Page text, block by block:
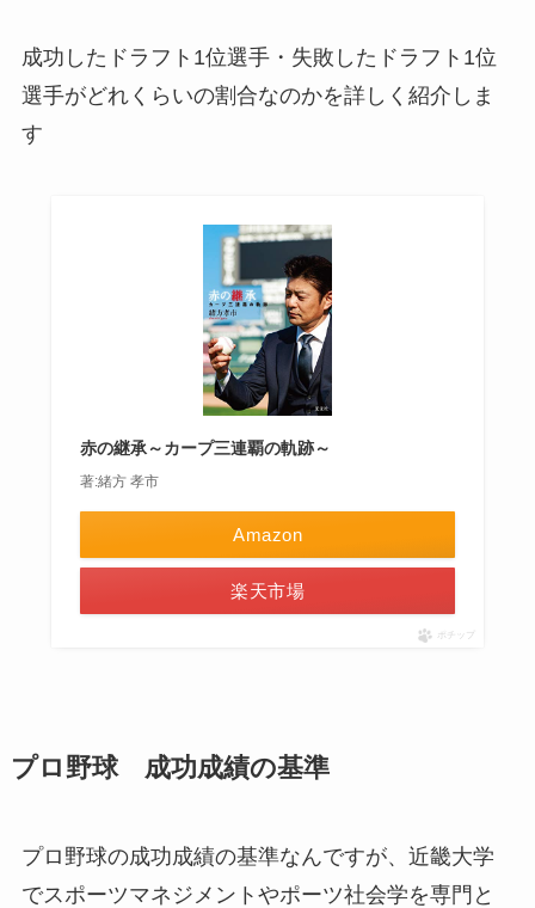
成功したドラフト1位選手・失敗したドラフト1位
選手がどれくらいの割合なのかを詳しく紹介しま
す
赤の継承～カープ三連覇の軌跡～
著:緒方 孝市
Amazon
楽天市場
ポチップ
プロ野球 成功成績の基準
プロ野球の成功成績の基準なんですが、近畿大学
でスポーツマネジメントやポーツ社会学を専門と